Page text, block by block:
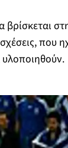
βρίσκεται
που